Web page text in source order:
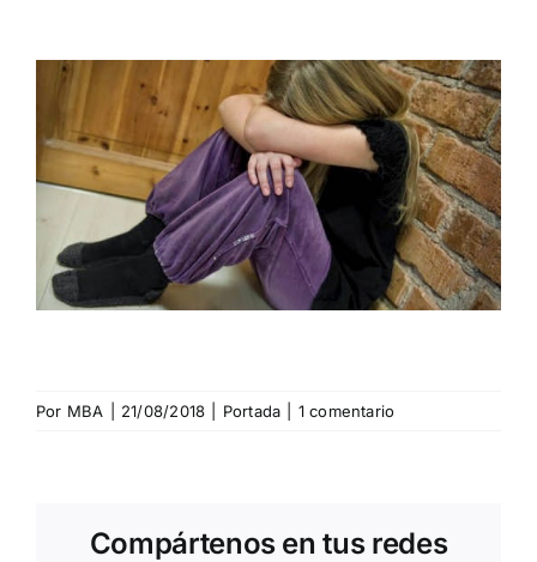
Por MBA 21/08/2018 Portada 1 comentario
Compártenos en tus redes